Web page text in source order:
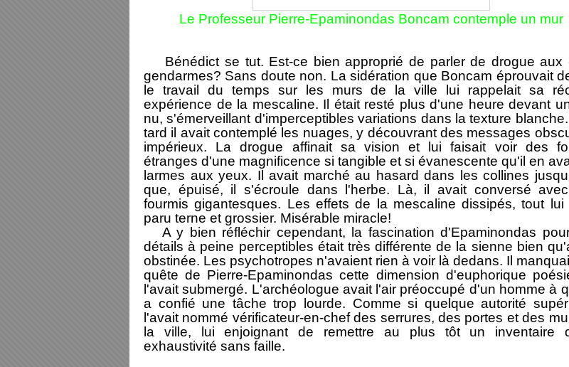
Le Professeur Pierre-Epaminondas Boncam contemple un mur
Bénédict se tut. Est-ce bien approprié de parler de drogue aux
gendarmes? Sans doute non. La sidération que Boncam éprouvait
le travail du temps sur les murs de la ville lui rappelait sa
expérience de la mescaline. Il était resté plus d'une heure devant
nu, s'émerveillant d'imperceptibles variations dans la texture
tard il avait contemplé les nuages, y découvrant des messages
impérieux. La drogue affinait sa vision et lui faisait voir des
étranges d'une magnificence si tangible et si évanescente qu'il en
larmes aux yeux. Il avait marché au hasard dans les collines
que, épuisé, il s'écroule dans l'herbe. Là, il avait conversé
fourmis gigantesques. Les effets de la mescaline dissipés, tout lui
paru terne et grossier. Misérable miracle!
A y bien réfléchir cependant, la fascination d'Epaminondas
détails à peine perceptibles était très différente de la sienne bien
obstinée. Les psychotropes n'avaient rien à voir là dedans. Il
quête de Pierre-Epaminondas cette dimension d'euphorique
l'avait submergé. L'archéologue avait l'air préoccupé d'un homme à
a confié une tâche trop lourde. Comme si quelque autorité
l'avait nommé vérificateur-en-chef des serrures, des portes et des
la ville, lui enjoignant de remettre au plus tôt un inventaire
exhaustivité sans faille.